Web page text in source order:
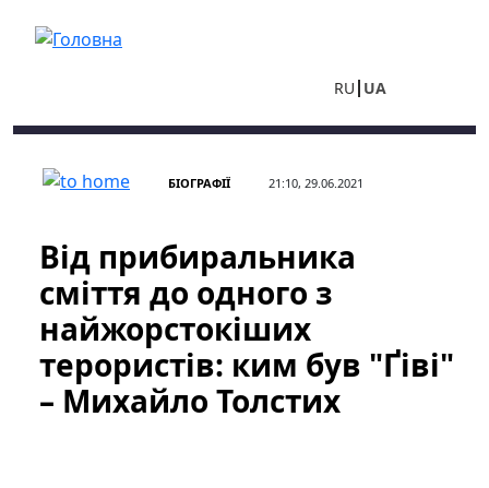
RU UA
БІОГРАФІЇ 21:10, 29.06.2021
Від прибиральника
сміття до одного з
найжорстокіших
терористів: ким був "Ґіві"
– Михайло Толстих